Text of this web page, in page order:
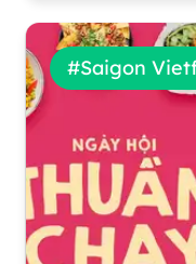
#Saigon